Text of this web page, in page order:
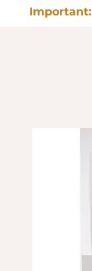
Important: